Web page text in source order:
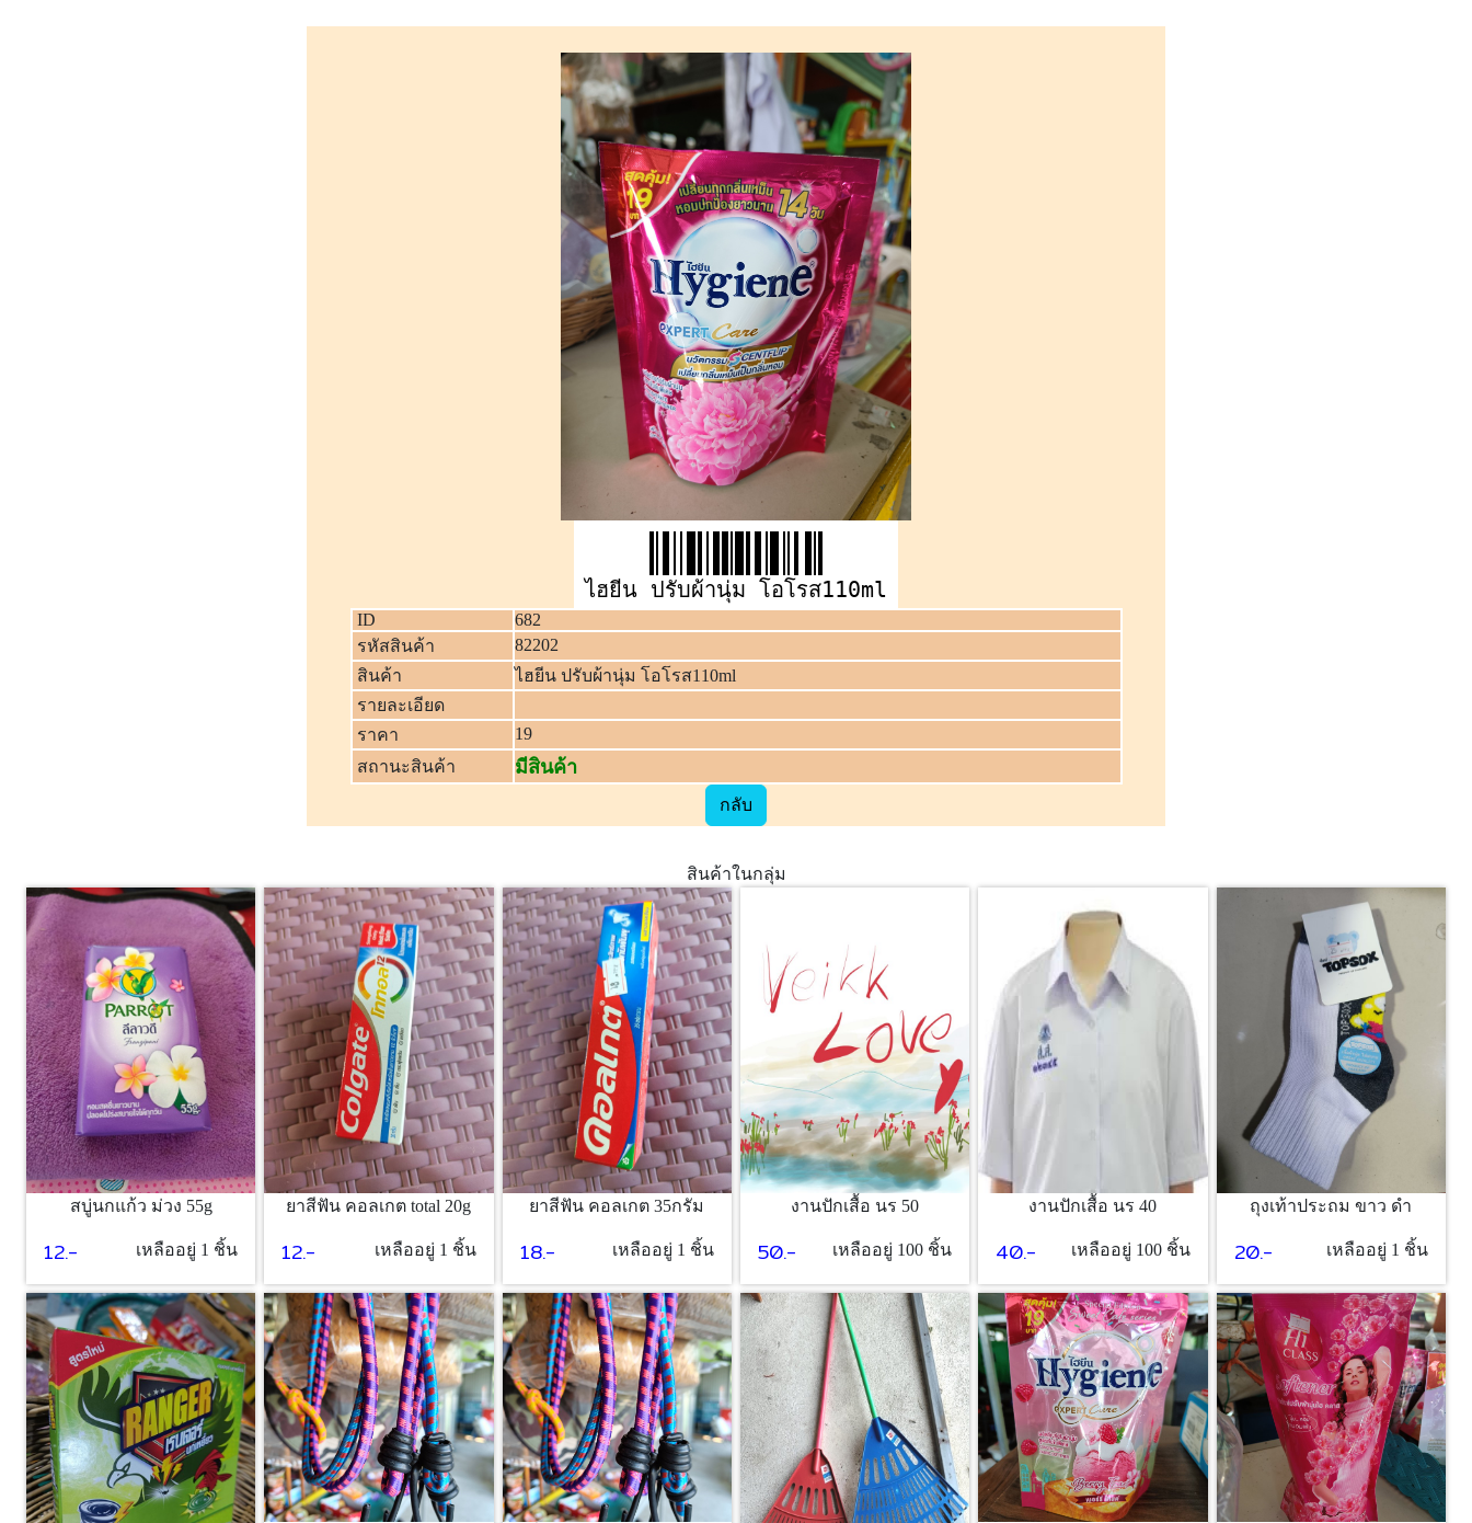
ไฮยีน ปรับผ้านุ่ม โอโรส110ml
ID
682
รหัสสินค้า
82202
สินค้า
ไฮยีน ปรับผ้านุ่ม โอโรส110ml
รายละเอียด
ราคา
19
สถานะสินค้า
มีสินค้า
กลับ
สินค้าในกลุ่ม
สบู่นกแก้ว ม่วง 55g
12.- เหลืออยู่ 1 ชิ้น
ยาสีฟัน คอลเกต total 20g
12.- เหลืออยู่ 1 ชิ้น
ยาสีฟัน คอลเกต 35กรัม
18.- เหลืออยู่ 1 ชิ้น
งานปักเสื้อ นร 50
50.- เหลืออยู่ 100 ชิ้น
งานปักเสื้อ นร 40
40.- เหลืออยู่ 100 ชิ้น
ถุงเท้าประถม ขาว ดำ
20.- เหลืออยู่ 1 ชิ้น